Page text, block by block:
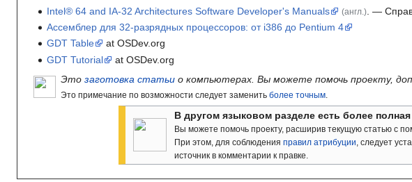
Intel® 64 and IA-32 Architectures Software Developer's Manuals (англ.) —
Ассемблер для 32-разрядных процессоров: от i386 до Pentium 4
GDT Table
at OSDev.org
GDT Tutorial
at OSDev.org
Это заготовка статьи о компьютерах. Вы можете помочь проекту,
Это примечание по возможности следует заменить более точным.
В другом языковом разделе есть более
Вы можете помочь проекту, расширив текущую статью с
При этом, для соблюденияправил атрибуции, следует
источник в комментарии к правке.